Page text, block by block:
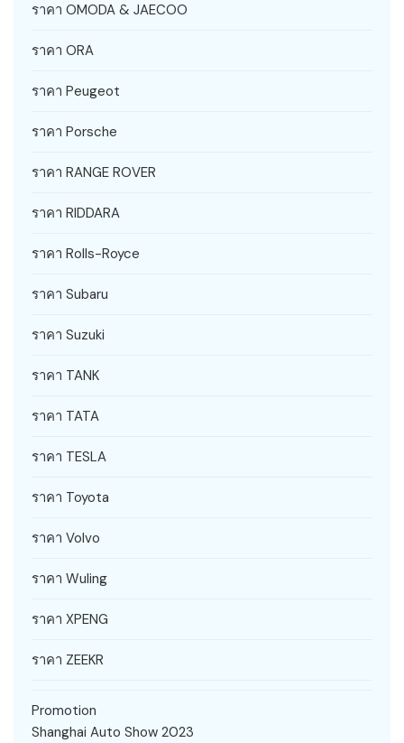
ราคา OMODA & JAECOO
ราคา ORA
ราคา Peugeot
ราคา Porsche
ราคา RANGE ROVER
ราคา RIDDARA
ราคา Rolls-Royce
ราคา Subaru
ราคา Suzuki
ราคา TANK
ราคา TATA
ราคา TESLA
ราคา Toyota
ราคา Volvo
ราคา Wuling
ราคา XPENG
ราคา ZEEKR
Promotion
Shanghai Auto Show 2023